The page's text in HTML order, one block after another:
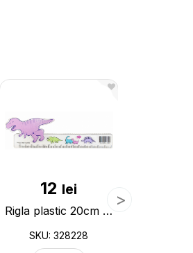
12 lei
Rigla plastic 20cm print animale 328228
SKU: 328228